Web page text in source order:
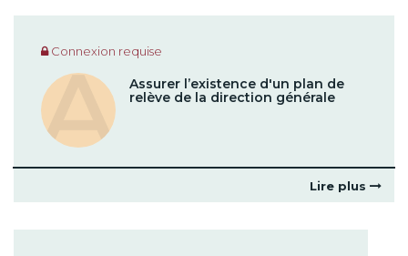
Connexion requise
Assurer l’existence d'un plan de
relève de la direction générale
Lire plus